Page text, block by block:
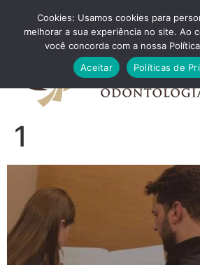
FALE CONOSCO
1
Cookies: Usamos cookies para
melhorar a sua experiência no site. Ao
você concorda com a nossa
Aceitar
Políticas de